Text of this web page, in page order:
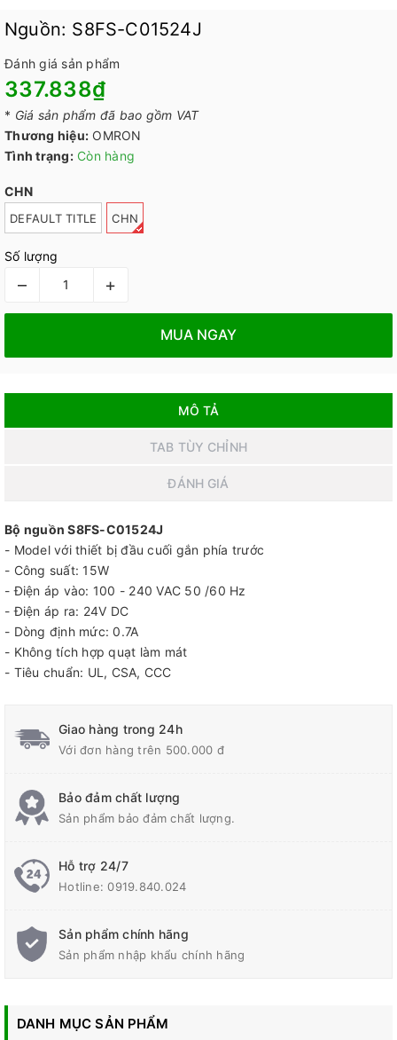
Nguồn: S8FS-C01524J
Đánh giá sản phẩm
337.838₫
* Giá sản phẩm đã bao gồm VAT
Thương hiệu: OMRON
Tình trạng: Còn hàng
CHN
DEFAULT TITLE CHN
Số lượng
– +
MUA NGAY
MÔ TẢ
TAB TÙY CHỈNH
ĐÁNH GIÁ
Bộ nguồn S8FS-C01524J
- Model với thiết bị đầu cuối gắn phía trước
- Công suất: 15W
- Điện áp vào: 100 - 240 VAC 50 /60 Hz
- Điện áp ra: 24V DC
- Dòng định mức: 0.7A
- Không tích hợp quạt làm mát
- Tiêu chuẩn: UL, CSA, CCC
Giao hàng trong 24h
Với đơn hàng trên 500.000 đ
Bảo đảm chất lượng
Sản phẩm bảo đảm chất lượng.
Hỗ trợ 24/7
Hotline:0919.840.024
Sản phẩm chính hãng
Sản phẩm nhập khẩu chính hãng
DANH MỤC SẢN PHẨM